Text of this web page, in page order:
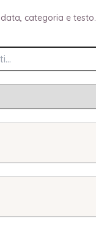
categoria e testo.